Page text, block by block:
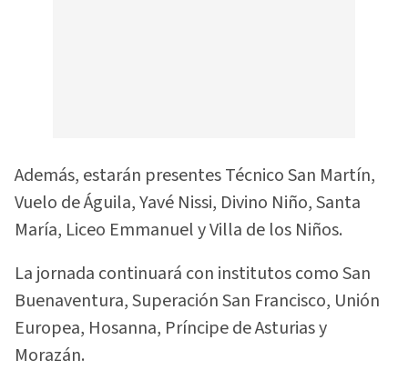
Además, estarán presentes Técnico San Martín,
Vuelo de Águila, Yavé Nissi, Divino Niño, Santa
María, Liceo Emmanuel y Villa de los Niños.
La jornada continuará con institutos como San
Buenaventura, Superación San Francisco, Unión
Europea, Hosanna, Príncipe de Asturias y
Morazán.